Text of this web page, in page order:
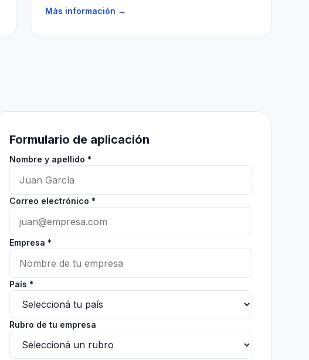
depender del GPS tradicional.
Más información →
Formulario de aplicación
Nombre y apellido *
Correo electrónico *
Empresa *
País *
Rubro de tu empresa